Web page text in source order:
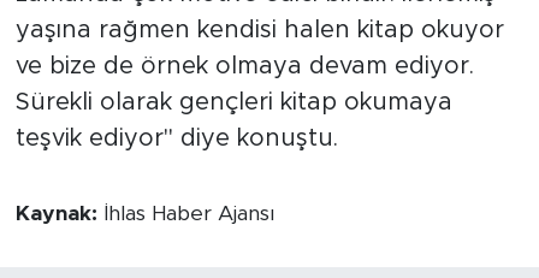
yaşına rağmen kendisi halen kitap okuyor
ve bize de örnek olmaya devam ediyor.
Sürekli olarak gençleri kitap okumaya
teşvik ediyor" diye konuştu.
Kaynak: İhlas Haber Ajansı